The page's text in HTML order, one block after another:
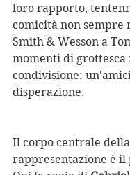
loro rapporto,
comicità non sempre
Smith & Wesson a
momenti di grottesca
condivisione:
disperazione.
Il corpo centrale della
rappresentazione è il